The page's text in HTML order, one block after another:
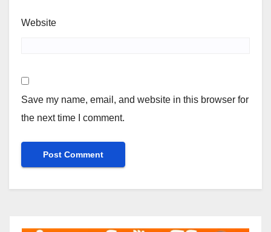
Website
Save my name, email, and website in this browser for
the next time I comment.